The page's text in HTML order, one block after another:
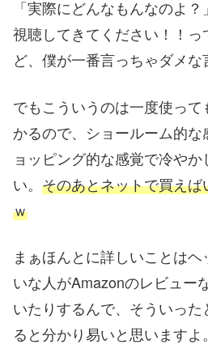
「実際にどんなもんなのよ
視聴してきてください！！
ど、僕が一番言っちゃダメな
でもこういうのは一度使っ
かるので、ショールーム的
ョッピング的な感覚で冷や
い。 そのあとネットで買え
ｗ
まぁほんとに詳しいことは
いな人がAmazonのレビュー
いたりするんで、そういっ
ると分かり易いと思いますよ。